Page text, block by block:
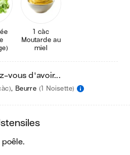
1 càc
Moutarde au
miel
vous d'avoir...
, Beurre (1 Noisette)
ustensiles
poêle.